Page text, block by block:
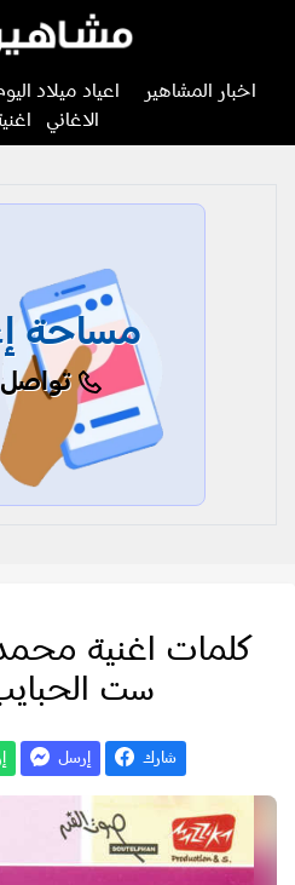
اخبار المشاهير اعياد ميلاد
الاغاني
مساحة
تواصل
كلمات اغنية
ست
شارك إرسل